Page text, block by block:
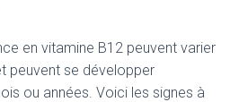
en vitamine B12 peuvent varier
peuvent se développer
ou années. Voici les signes à